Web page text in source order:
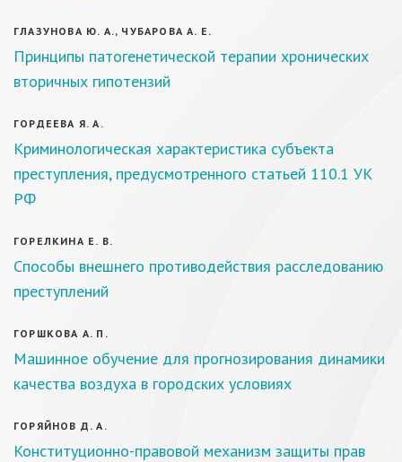
ГЛАЗУНОВА Ю. А., ЧУБАРОВА А. Е.
Принципы патогенетической терапии хронических
вторичных гипотензий
ГОРДЕЕВА Я. А.
Криминологическая характеристика субъекта
преступления, предусмотренного статьей 110.1 УК
РФ
ГОРЕЛКИНА Е. В.
Способы внешнего противодействия расследованию
преступлений
ГОРШКОВА А. П.
Машинное обучение для прогнозирования динамики
качества воздуха в городских условиях
ГОРЯЙНОВ Д. А.
Конституционно-правовой механизм защиты прав